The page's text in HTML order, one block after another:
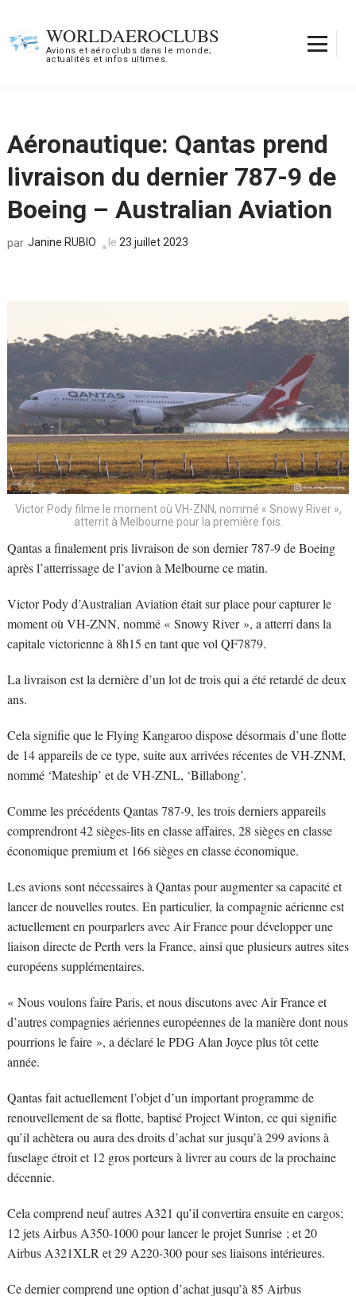
contenu
WORLDAEROCLUBS
Avions et aéroclubs dans le monde;
actualités et infos ultimes.
Aéronautique: Qantas prend
livraison du dernier 787-9 de
Boeing – Australian Aviation
par Janine RUBIO le 23 juillet 2023
Victor Pody filme le moment où VH-ZNN, nommé « Snowy River »,
atterrit à Melbourne pour la première fois.
Qantas a finalement pris livraison de son dernier 787-9 de Boeing
après l’atterrissage de l’avion à Melbourne ce matin.
Victor Pody d’Australian Aviation était sur place pour capturer le
moment où VH-ZNN, nommé « Snowy River », a atterri dans la
capitale victorienne à 8h15 en tant que vol QF7879.
La livraison est la dernière d’un lot de trois qui a été retardé de deux
ans.
Cela signifie que le Flying Kangaroo dispose désormais d’une flotte
de 14 appareils de ce type, suite aux arrivées récentes de VH-ZNM,
nommé ‘Mateship’ et de VH-ZNL, ‘Billabong’.
Comme les précédents Qantas 787-9, les trois derniers appareils
comprendront 42 sièges-lits en classe affaires, 28 sièges en classe
économique premium et 166 sièges en classe économique.
Les avions sont nécessaires à Qantas pour augmenter sa capacité et
lancer de nouvelles routes. En particulier, la compagnie aérienne est
actuellement en pourparlers avec Air France pour développer une
liaison directe de Perth vers la France, ainsi que plusieurs autres sites
européens supplémentaires.
« Nous voulons faire Paris, et nous discutons avec Air France et
d’autres compagnies aériennes européennes de la manière dont nous
pourrions le faire », a déclaré le PDG Alan Joyce plus tôt cette
année.
Qantas fait actuellement l’objet d’un important programme de
renouvellement de sa flotte, baptisé Project Winton, ce qui signifie
qu’il achètera ou aura des droits d’achat sur jusqu’à 299 avions à
fuselage étroit et 12 gros porteurs à livrer au cours de la prochaine
décennie.
Cela comprend neuf autres A321 qu’il convertira ensuite en cargos;
12 jets Airbus A350-1000 pour lancer le projet Sunrise ; et 20
Airbus A321XLR et 29 A220-300 pour ses liaisons intérieures.
Ce dernier comprend une option d’achat jusqu’à 85 Airbus